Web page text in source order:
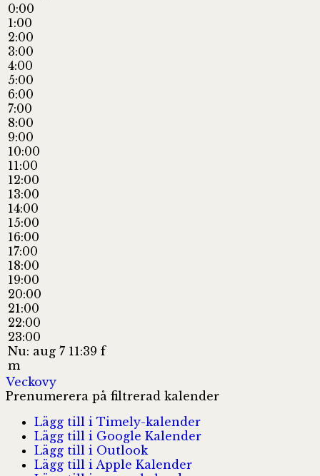
0:00
1:00
2:00
3:00
4:00
5:00
6:00
7:00
8:00
9:00
10:00
11:00
12:00
13:00
14:00
15:00
16:00
17:00
18:00
19:00
20:00
21:00
22:00
23:00
Nu: aug 7 11:39 f
m
Veckovy
Prenumerera på filtrerad kalender
Lägg till i Timely-kalender
Lägg till i Google Kalender
Lägg till i Outlook
Lägg till i Apple Kalender